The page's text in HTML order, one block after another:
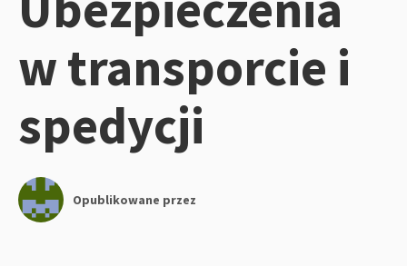
w transporcie i
spedycji
Opublikowane przez